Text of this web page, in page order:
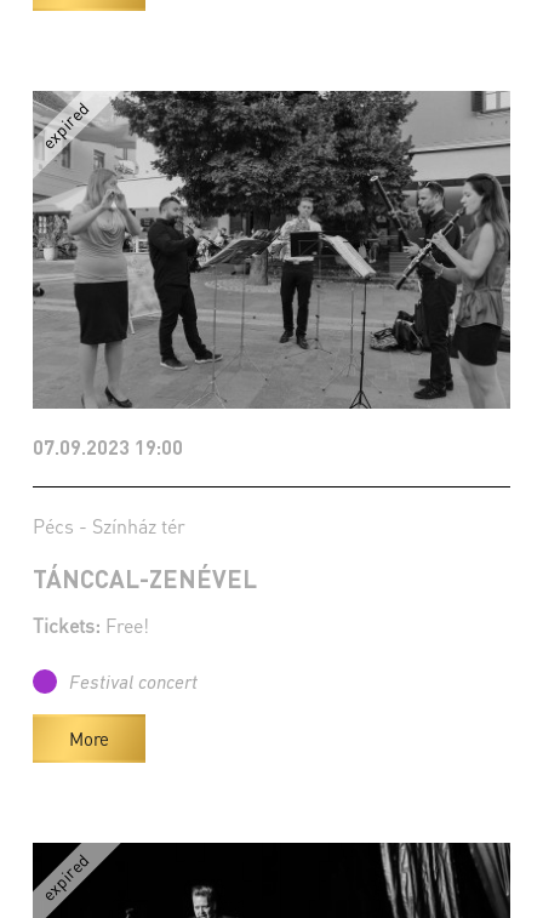
07.09.2023 19:00
Pécs - Színház tér
TÁNCCAL-ZENÉVEL
Tickets: Free!
Festival concert
More